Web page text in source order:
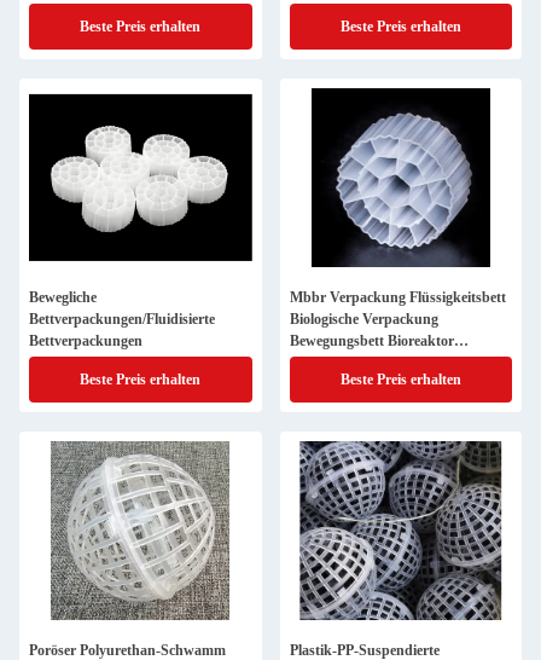
Diaphragmenscheibelbelüfter
Beste Preis erhalten
Beste Preis erhalten
Bewegliche
Bettverpackungen/Fluidisierte
Bettverpackungen
Beste Preis erhalten
Mbbr Verpackung Flüssigkeitsbett
Biologische Verpackung
Bewegungsbett Bioreaktor
Filtermedien
Beste Preis erhalten
Poröser Polyurethan-Schwamm
Plastik-PP-Suspendierte